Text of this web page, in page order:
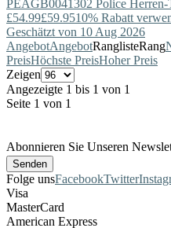
PEAGB0041302 Police Herren-
£54.99£59.9510% Rabatt
Geschätzt von 10 Aug 2026
AngebotAngebotRanglisteRang
PreisHöchste PreisHoher Preis
Zeigen
Angezeigte 1 bis 1 von 1
Seite 1 von 1
Abonnieren Sie Unseren
Folge unsFacebookTwitter
Visa
MasterCard
American Express